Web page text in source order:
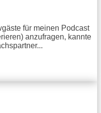
für meinen Podcast
anzufragen, kannte